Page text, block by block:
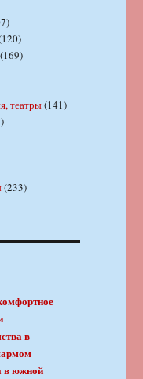
(169)
театры(141)
(233)
в
в южной